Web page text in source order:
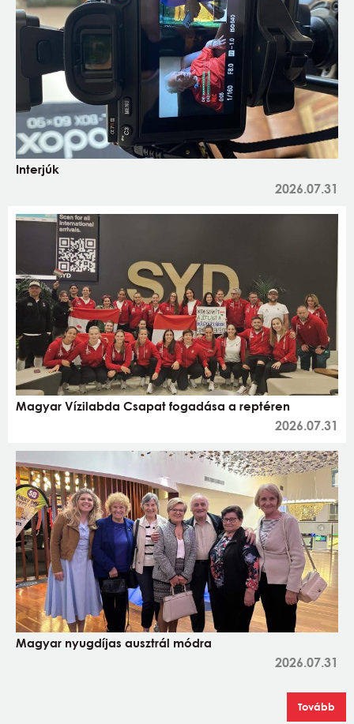
Interjúk
2026.07.31
Magyar Vízilabda Csapat fogadása a reptéren
2026.07.31
Magyar nyugdíjas ausztrál módra
2026.07.31
Tovább